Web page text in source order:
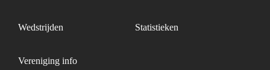
Wedstrijden
Vereniging info
Statistieken